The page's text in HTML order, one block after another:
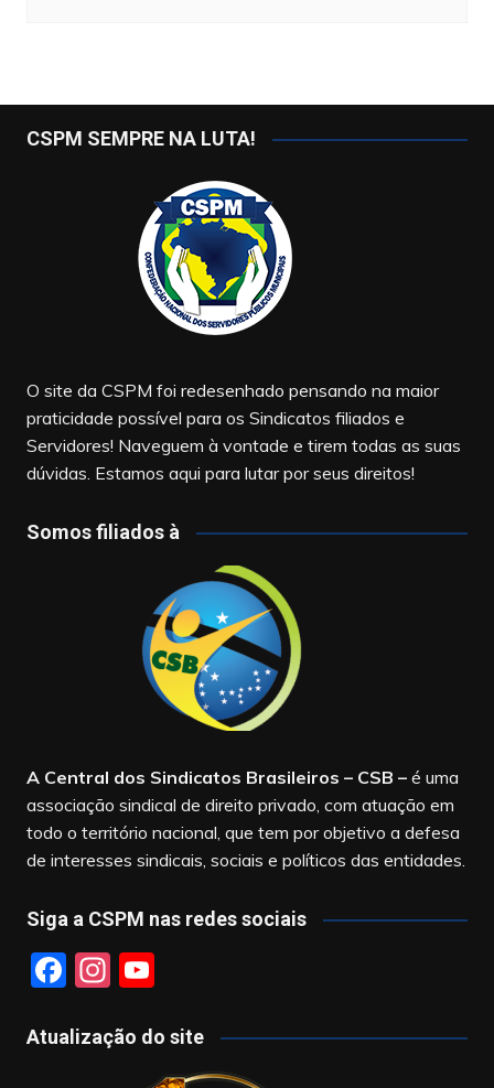
CSPM SEMPRE NA LUTA!
O site da CSPM foi redesenhado pensando na maior
praticidade possível para os Sindicatos filiados e
Servidores! Naveguem à vontade e tirem todas as suas
dúvidas. Estamos aqui para lutar por seus direitos!
Somos filiados à
A Central dos Sindicatos Brasileiros – CSB –é uma
associação sindical de direito privado, com atuação em
todo o território nacional, que tem por objetivo a defesa
de interesses sindicais, sociais e políticos das entidades.
Siga a CSPM nas redes sociais
F
c
In
a
Y
u
T
Atualização do site